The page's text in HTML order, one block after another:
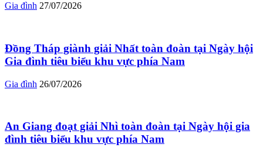
Gia đình 27/07/2026
Đồng Tháp giành giải Nhất toàn đoàn tại Ngày hội
Gia đình tiêu biểu khu vực phía Nam
Gia đình 26/07/2026
An Giang đoạt giải Nhì toàn đoàn tại Ngày hội gia
đình tiêu biểu khu vực phía Nam